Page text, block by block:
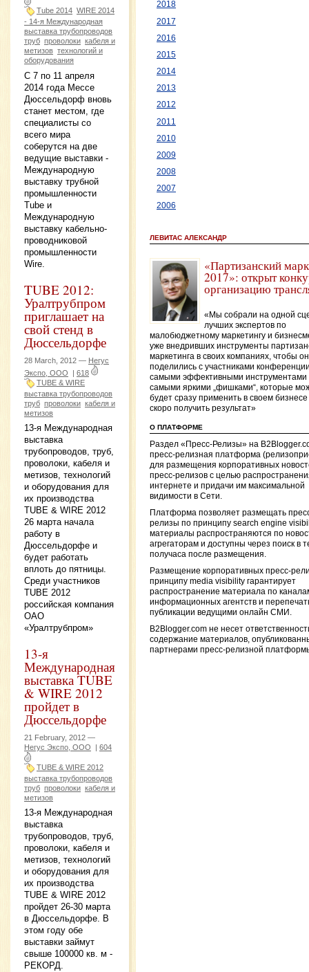
Tube 2014 WIRE 2014
- 14-я Международная
выставка трубопроводов
труб проволоки кабеля и
метизов технологий и
оборудования
С 7 по 11 апреля
2014 года Мессе
Дюссельдорф вновь
станет местом, где
специалисты со
всего мира
соберутся на две
ведущие выставки -
Международную
выставку трубной
промышленности
Tube и
Международную
выставку кабельно-
проводниковой
промышленности
Wire.
TUBE 2012:
Уралтрубпром
приглашает на
свой стенд в
Дюссельдорфе
28 March, 2012 — Негус
Экспо, ООО | 618
TUBE & WIRE
выставка трубопроводов
труб проволоки кабеля и
метизов
13-я Международная
выставка
трубопроводов, труб,
проволоки, кабеля и
метизов, технологий
и оборудования для
их производства
TUBE & WIRE 2012
26 марта начала
работу в
Дюссельдорфе и
будет работать
вплоть до пятницы.
Среди участников
TUBE 2012
российская компания
ОАО
«Уралтрубпром»
13-я
Международная
выставка TUBE
& WIRE 2012
пройдет в
Дюссельдорфе
21 February, 2012 —
Негус Экспо, ООО | 604
TUBE & WIRE 2012
выставка трубопроводов
труб проволоки кабеля и
метизов
13-я Международная
выставка
трубопроводов, труб,
проволоки, кабеля и
метизов, технологий
и оборудования для
их производства
TUBE & WIRE 2012
пройдет 26-30 марта
в Дюссельдорфе. В
этом году обе
выставки займут
свыше 100000 кв. м -
РЕКОРД.
2018
2017
2016
2015
2014
2013
2012
2011
2010
2009
2008
2007
2006
ЛЕВИТАС АЛЕКСАНДР
«Партизанский
2017»: открыт
организацию
«Мы собрали на одной
лучших экспертов по
малобюджетному маркетингу и
уже внедривших инструменты
маркетинга в своих компаниях, чтобы
поделились с участниками
самыми эффективными инструментами
самыми яркими „фишками“, которые
будет сразу применить в своем
скоро получить результат»
О ПЛАТФОРМЕ
Раздел «Пресс-Релизы» на
пресс-релизная платформа
для размещения корпоративных
пресс-релизов с целью
интернете и придачи им максимальной
видимости в Сети.
Платформа позволяет размещать
релизы по принципу search engine
материалы распространяются по
агрегаторам и доступны через поиск в
получаса после размещения.
Размещение корпоративных пресс-
принципу media visibility гарантирует
распространение материала по
информационных агентств и
публикации ведущими онлайн СМИ.
B2Blogger.com не несет
содержание материалов,
партнерами пресс-релизной